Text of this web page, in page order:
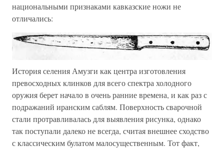
национальными признаками кавказские ножи не
отличались:
История селения Амузги как центра изготовления
превосходных клинков для всего спектра холодного
оружия берет начало в очень ранние времена, и как раз с
подражаний иранским саблям. Поверхность сварочной
стали протравливалась для выявления рисунка, однако
так поступали далеко не всегда, считая внешнее сходство
с классическим булатом малосущественным. Тот факт,